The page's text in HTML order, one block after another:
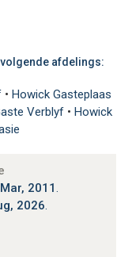
afdelings:
• Howick Gasteplaas
Verblyf • Howick
2011.
2026.